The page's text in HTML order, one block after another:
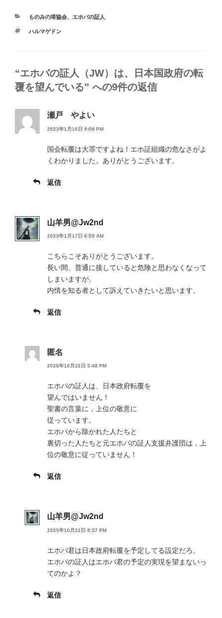
カ
ゴ
ものみの塔協会、 エホバの証人
タ
ハルマゲドン
“エホバの証人（JW）は、日本国政府の転
覆を望んでいる” への9件の返信
瀬戸 やよい
2023年1月16日 9:08 PM
国会転覆は大罪ですよね！エホ証組織の危なさがよ
くわかりました。ありがとうございます。
返信
山羊男@Jw2nd
2023年1月17日 6:59 AM
こちらこそありがとうございます。
長い間、普通に接していると危険と思わなくなって
しまいますが、
内情を知る者として訴えていきたいと思います。
返信
匿名
2025年10月22日 5:48 PM
エホバの証人は、日本政府転覆を
望んではいません！
聖書の言葉に，上位の敬意に
従っています。
エホバから除かれた人たちと
裏切った人たちと元エホバの証人支援弁護団は，上
位の敬意に従っていません！
返信
山羊男@Jw2nd
2025年10月22日 8:37 PM
エホバ君は日本政府転覆を予定してる設定だろ。
エホバの証人はエホバ君の予定の実現を望まないっ
てのかよ？
返信